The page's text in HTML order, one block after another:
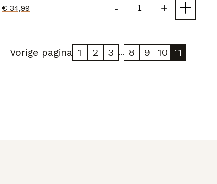
€ 34,99 -
aantal
+
Vorige pagina 1 2 3 … 8 9 10 11